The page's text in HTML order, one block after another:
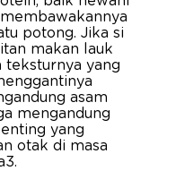
potong. Jika si
makan lauk
teksturnya yang
asam
mengandung
yang
otak di masa